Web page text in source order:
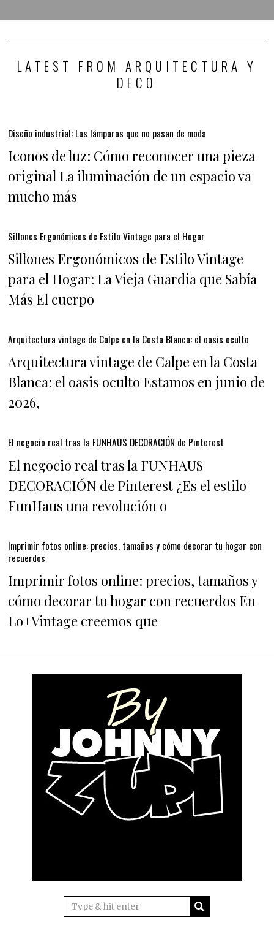
LATEST FROM ARQUITECTURA Y
DECO
Diseño industrial: Las lámparas que no pasan de moda
Iconos de luz: Cómo reconocer una pieza
original La iluminación de un espacio va
mucho más
Sillones Ergonómicos de Estilo Vintage para el Hogar
Sillones Ergonómicos de Estilo Vintage
para el Hogar: La Vieja Guardia que Sabía
Más El cuerpo
Arquitectura vintage de Calpe en la Costa Blanca: el oasis oculto
Arquitectura vintage de Calpe en la Costa
Blanca: el oasis oculto Estamos en junio de
2026,
El negocio real tras la FUNHAUS DECORACIÓN de Pinterest
El negocio real tras la FUNHAUS
DECORACIÓN de Pinterest ¿Es el estilo
FunHaus una revolución o
Imprimir fotos online: precios, tamaños y cómo decorar tu hogar con
recuerdos
Imprimir fotos online: precios, tamaños y
cómo decorar tu hogar con recuerdos En
Lo+Vintage creemos que